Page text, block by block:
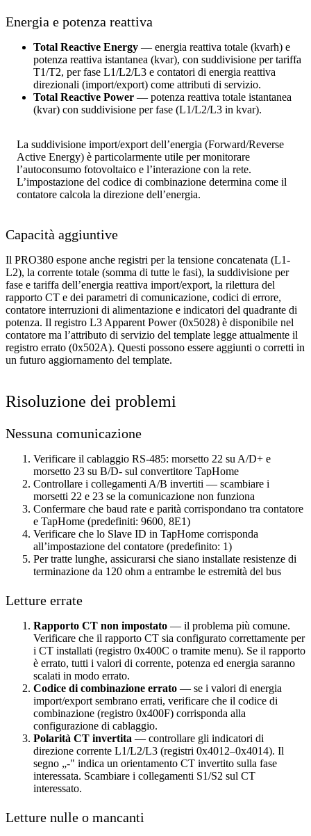
Energia e potenza reattiva
Total Reactive Energy — energia reattiva totale (kvarh) e
potenza reattiva istantanea (kvar), con suddivisione per tariffa
T1/T2, per fase L1/L2/L3 e contatori di energia reattiva
direzionali (import/export) come attributi di servizio.
Total Reactive Power — potenza reattiva totale istantanea
(kvar) con suddivisione per fase (L1/L2/L3 in kvar).
La suddivisione import/export dell’energia (Forward/Reverse
Active Energy) è particolarmente utile per monitorare
l’autoconsumo fotovoltaico e l’interazione con la rete.
L’impostazione del codice di combinazione determina come il
contatore calcola la direzione dell’energia.
Capacità aggiuntive
Il PRO380 espone anche registri per la tensione concatenata (L1-
L2), la corrente totale (somma di tutte le fasi), la suddivisione per
fase e tariffa dell’energia reattiva import/export, la rilettura del
rapporto CT e dei parametri di comunicazione, codici di errore,
contatore interruzioni di alimentazione e indicatori del quadrante di
potenza. Il registro L3 Apparent Power (0x5028) è disponibile nel
contatore ma l’attributo di servizio del template legge attualmente il
registro errato (0x502A). Questi possono essere aggiunti o corretti in
un futuro aggiornamento del template.
Risoluzione dei problemi
Nessuna comunicazione
Verificare il cablaggio RS-485: morsetto 22 su A/D+ e
morsetto 23 su B/D- sul convertitore TapHome
Controllare i collegamenti A/B invertiti — scambiare i
morsetti 22 e 23 se la comunicazione non funziona
Confermare che baud rate e parità corrispondano tra contatore
e TapHome (predefiniti: 9600, 8E1)
Verificare che lo Slave ID in TapHome corrisponda
all’impostazione del contatore (predefinito: 1)
Per tratte lunghe, assicurarsi che siano installate resistenze di
terminazione da 120 ohm a entrambe le estremità del bus
Letture errate
Rapporto CT non impostato — il problema più comune.
Verificare che il rapporto CT sia configurato correttamente per
i CT installati (registro 0x400C o tramite menu). Se il rapporto
è errato, tutti i valori di corrente, potenza ed energia saranno
scalati in modo errato.
Codice di combinazione errato — se i valori di energia
import/export sembrano errati, verificare che il codice di
combinazione (registro 0x400F) corrisponda alla
configurazione di cablaggio.
Polarità CT invertita — controllare gli indicatori di
direzione corrente L1/L2/L3 (registri 0x4012–0x4014). Il
segno „-" indica un orientamento CT invertito sulla fase
interessata. Scambiare i collegamenti S1/S2 sul CT
interessato.
Letture nulle o mancanti